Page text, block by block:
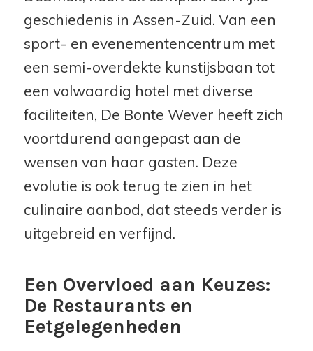
geschiedenis in Assen-Zuid. Van een
sport- en evenementencentrum met
een semi-overdekte kunstijsbaan tot
een volwaardig hotel met diverse
faciliteiten, De Bonte Wever heeft zich
voortdurend aangepast aan de
wensen van haar gasten. Deze
evolutie is ook terug te zien in het
culinaire aanbod, dat steeds verder is
uitgebreid en verfijnd.
Een Overvloed aan Keuzes:
De Restaurants en
Eetgelegenheden